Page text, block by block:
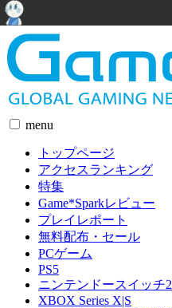
menu
トップページ
アクセスランキング
特集
Game*Sparkレビュー
プレイレポート
無料配布・セール
PCゲーム
PS5
ニンテンドースイッチ2
XBOX Series X|S